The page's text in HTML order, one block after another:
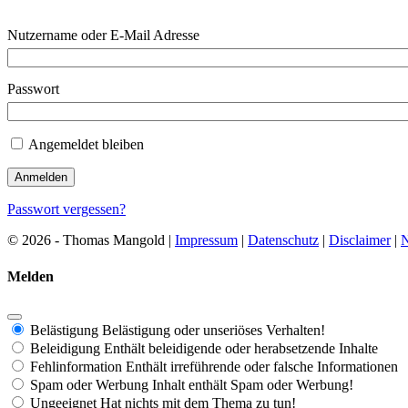
Nutzername oder E-Mail Adresse
Passwort
Angemeldet bleiben
Passwort vergessen?
© 2026 - Thomas Mangold | Impressum | Datenschutz | Disclaimer|
Melden
Belästigung Belästigung oder unseriöses Verhalten!
Beleidigung Enthält beleidigende oder herabsetzende Inhalte
Fehlinformation Enthält irreführende oder falsche Informationen
Spam oder Werbung Inhalt enthält Spam oder Werbung!
Ungeeignet Hat nichts mit dem Thema zu tun!